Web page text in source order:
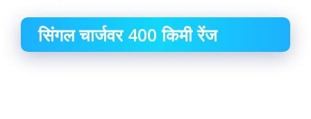
सिंगल चार्जवर 400 किमी रेंज